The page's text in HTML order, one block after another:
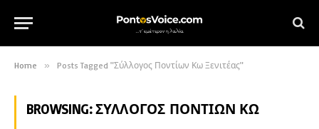
Home » Posts Tagged "Σύλλογος Ποντίων Κω Ξενιτέας"
BROWSING:ΣΎΛΛΟΓΟΣ ΠΟΝΤΊΩΝ ΚΩ